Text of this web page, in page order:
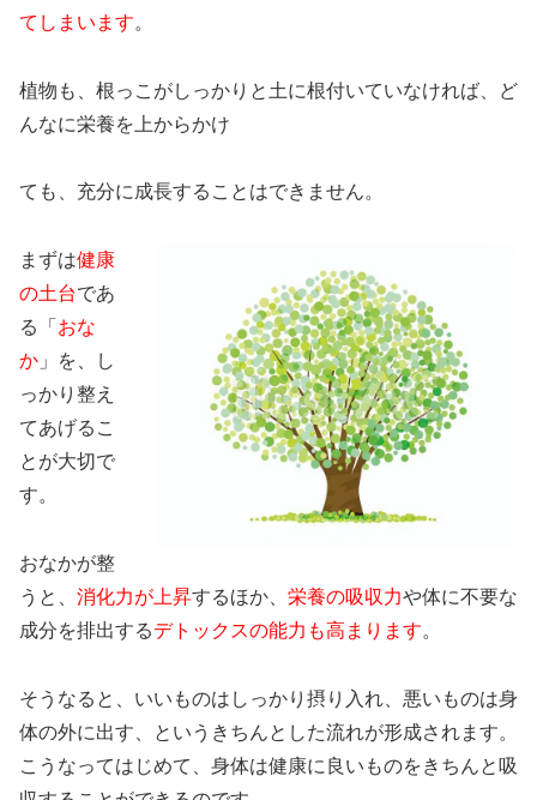
てしまいます。
植物も、根っこがしっかりと土に根付いていなければ、ど
んなに栄養を上からかけ
ても、充分に成長することはできません。
まずは健康
の土台であ
る「 おな
か 」を、し
っかり整え
てあげるこ
とが大切で
す。
おなかが整
うと、 消化力が上昇するほか、 栄養の吸収力や体に不要な
成分を排出するデトックスの能力も高まります。
そうなると、いいものはしっかり摂り入れ、悪いものは身
体の外に出す、というきちんとした流れが形成されます。
こうなってはじめて、身体は健康に良いものをきちんと吸